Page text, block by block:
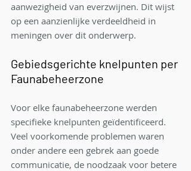
aanwezigheid van everzwijnen. Dit wijst
op een aanzienlijke verdeeldheid in
meningen over dit onderwerp.
Gebiedsgerichte knelpunten per
Faunabeheerzone
Voor elke faunabeheerzone werden
specifieke knelpunten geïdentificeerd.
Veel voorkomende problemen waren
onder andere een gebrek aan goede
communicatie, de noodzaak voor betere